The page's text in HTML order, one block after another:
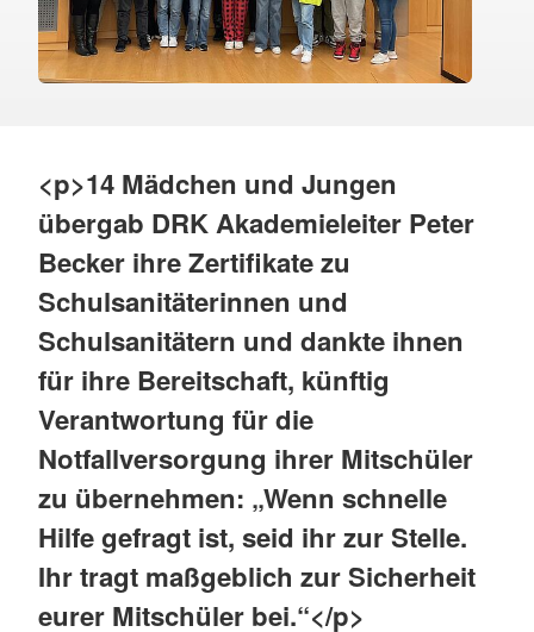
<p>14 Mädchen und Jungen
übergab DRK Akademieleiter Peter
Becker ihre Zertifikate zu
Schulsanitäterinnen und
Schulsanitätern und dankte ihnen
für ihre Bereitschaft, künftig
Verantwortung für die
Notfallversorgung ihrer Mitschüler
zu übernehmen: „Wenn schnelle
Hilfe gefragt ist, seid ihr zur Stelle.
Ihr tragt maßgeblich zur Sicherheit
eurer Mitschüler bei.“</p>